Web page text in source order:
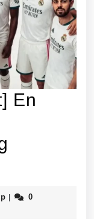
En
billigefotballshop
|
0